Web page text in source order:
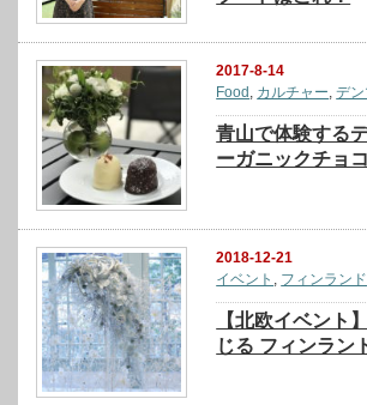
2017-8-14
Food カルチャー ,デン
青山で体験する
ーガニックチョ
2018-12-21
イベント , フィンランド
【北欧イベント
じる フィンラン